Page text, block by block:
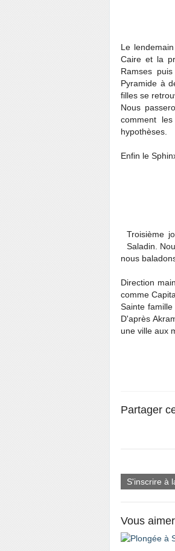
Le
Caire et la
Ramses
Pyramide à
filles se
Nous
comment
hypothèses.
Enfin le
Troisième
Saladin.
nous
Direction
comme
Sainte
D'après
une ville aux
Partager
S'inscrire à
Vous